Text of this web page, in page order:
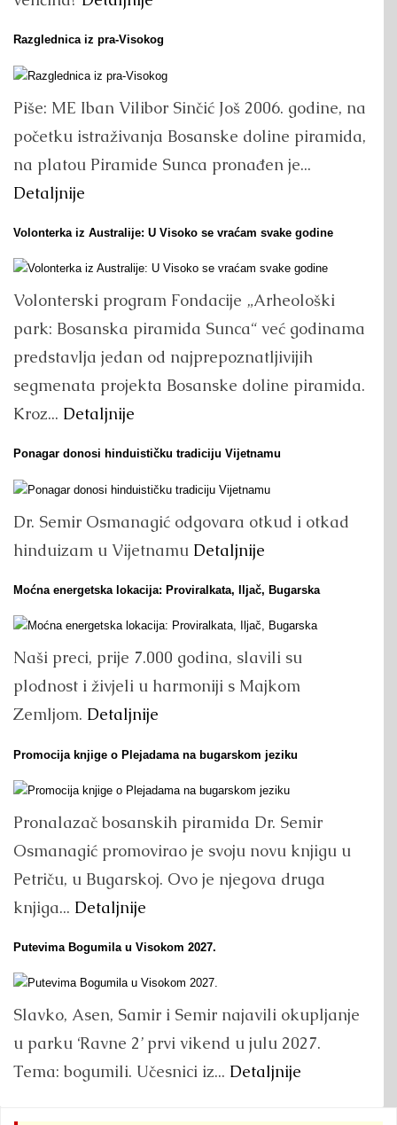
Razglednica iz pra-Visokog
Piše: ME Iban Vilibor Sinčić Još 2006. godine, na
početku istraživanja Bosanske doline piramida,
na platou Piramide Sunca pronađen je...
Detaljnije
Volonterka iz Australije: U Visoko se vraćam svake godine
Volonterski program Fondacije „Arheološki
park: Bosanska piramida Sunca“ već godinama
predstavlja jedan od najprepoznatljivijih
segmenata projekta Bosanske doline piramida.
Kroz... Detaljnije
Ponagar donosi hinduističku tradiciju Vijetnamu
Dr. Semir Osmanagić odgovara otkud i otkad
hinduizam u Vijetnamu Detaljnije
Moćna energetska lokacija: Proviralkata, Iljač, Bugarska
Naši preci, prije 7.000 godina, slavili su
plodnost i živjeli u harmoniji s Majkom
Zemljom. Detaljnije
Promocija knjige o Plejadama na bugarskom jeziku
Pronalazač bosanskih piramida Dr. Semir
Osmanagić promovirao je svoju novu knjigu u
Petriču, u Bugarskoj. Ovo je njegova druga
knjiga... Detaljnije
Putevima Bogumila u Visokom 2027.
Slavko, Asen, Samir i Semir najavili okupljanje
u parku ‘Ravne 2’ prvi vikend u julu 2027.
Tema: bogumili. Učesnici iz... Detaljnije